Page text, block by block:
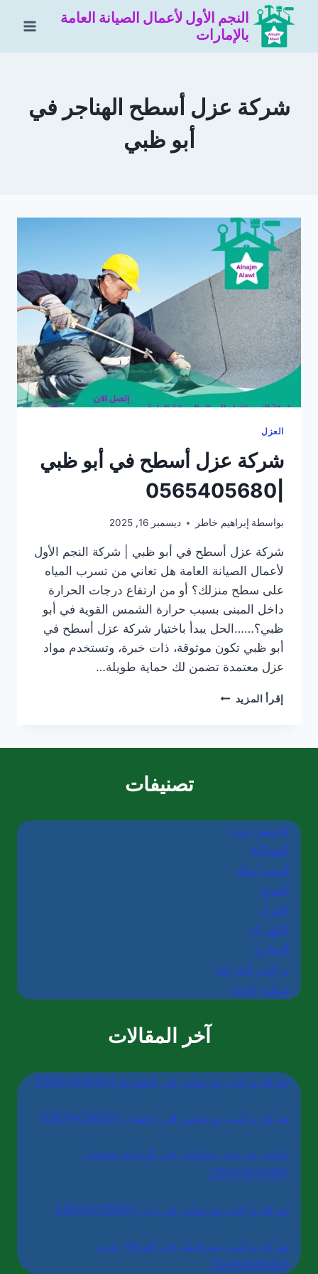
التجاوز
المحتوى
النجم الأول لأعمال الصيانة العامة
بالإمارات
شركة عزل أسطح الهناجر في
أبو ظبي
العزل
شركة عزل أسطح في أبو ظبي
بواسطة إبراهيم خاطر ديسمبر 16, 2025
شركة عزل أسطح في أبو ظبي | شركة النجم الأول
لأعمال الصيانة العامة هل تعاني من تسرب المياه
على سطح منزلك؟ أو من ارتفاع درجات الحرارة
داخل المبنى بسبب حرارة الشمس القوية في أبو
ظبي؟……الحل يبدأ باختيار شركة عزل أسطح في
أبو ظبي تكون موثوقة، ذات خبرة، وتستخدم مواد
عزل معتمدة تضمن لك حماية طويلة…
إقرأ المزيد شركة
تصنيفات
الجبس بورد
السباكة
السيراميك
الصبغ
العزل
الكهرباء
النجارة
تركيب الباركية
صيانة عامة
آخر المقالات
شركة تركيب بورسلين في الشارقة |0565405680
شركة تركيب بورسلين في عجمان |0565405680
تكسير وترميم حمامات في الرميلة بعجمان
شركة تركيب بورسلين في دبي |0565405680
شركة تركيب سيراميك في الورقاء بدبي